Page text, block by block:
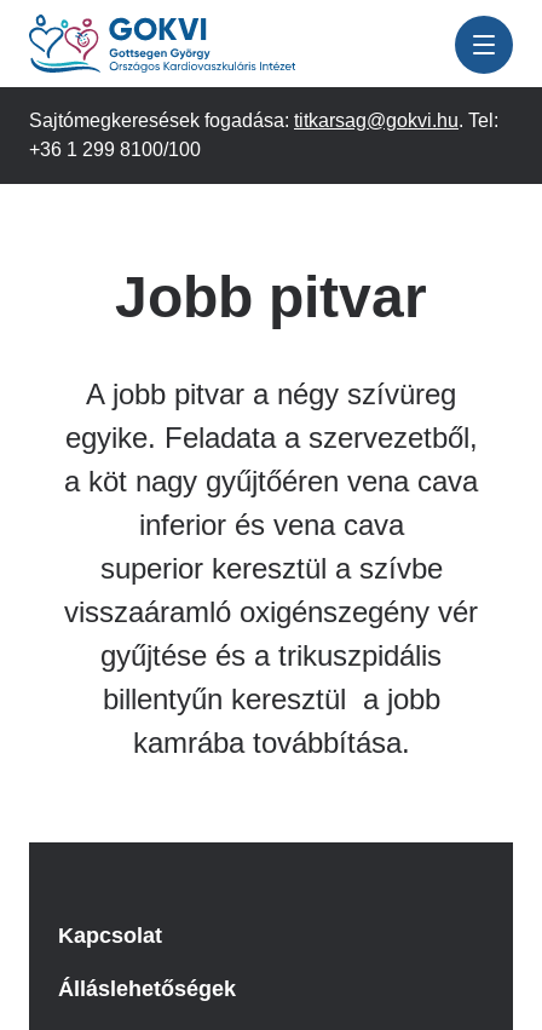
Ugrás
tartalomra
Sajtómegkeresések fogadása: titkarsag@gokvi.hu. Tel:
+36 1 299 8100/100
Jobb pitvar
A jobb pitvar a négy szívüreg
egyike. Feladata a szervezetből,
a köt nagy gyűjtőéren vena cava
inferior és vena cava
superior keresztül a szívbe
visszaáramló oxigénszegény vér
gyűjtése és a trikuszpidális
billentyűn keresztül a jobb
kamrába továbbítása.
Kapcsolat
Álláslehetőségek